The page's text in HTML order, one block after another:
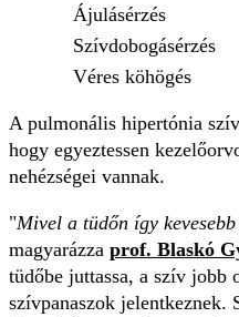
Ájulásérzés
Szívdobogásérzés
Véres köhögés
A pulmonális hipertónia
hogy egyeztessen
nehézségei vannak.
"Mivel a tüdőn így
magyarázza prof. Blaskó
tüdőbe juttassa, a szív jobb
szívpanaszok jelentkeznek.